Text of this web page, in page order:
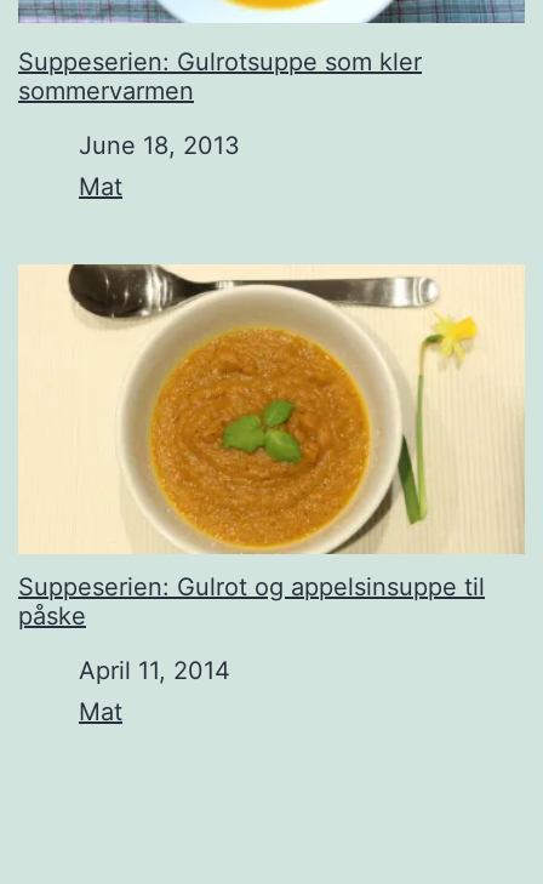
Suppeserien: Gulrotsuppe som kler
sommervarmen
June 18, 2013
In relation to
Mat
Suppeserien: Gulrot og appelsinsuppe til
påske
April 11, 2014
In relation to
Mat